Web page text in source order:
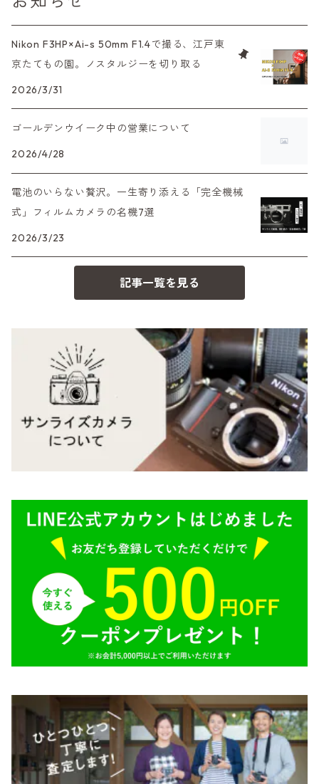
M42単焦点レンズ
XAシリーズ
Konica（コニカ）
C35シリーズ
Leica（ライカ）
バルナック
Mシリーズ
minilux
HASSELBLAD（ハッセルブラッド）
500台シリーズ
Rollei（ローライ）
35シリーズ
RICOH（リコー）
コンパクト
Voigtlander（フォクトレンダー）
Carl Zeiss（カールツァイス）
Mamiya（マミヤ）
Plaubel（プラウベル）
SONY（ソニー）
SIGMA（シグマ）
Tokina（トキナー）
TAMRON（タムロン）
その他
中判カメラ
大判カメラ
デジタルカメラ
フィルムカメラその他
S（ニコン）
FD（キヤノン）
EF（キヤノン）
OM（オリンパス）
A（ミノルタ（ソニー））
MD（ミノルタ）
CY（ヤシカコンタックス）
M（ライカ）
R（ライカ）
AR（コニカ）
O（その他）
滅多にお目にかかれない激レア商品！
プレゼント、贈答用にも！
Nikon F3HP×Ai-s 50mm F1.4で撮る、江戸東
京たてもの園。ノスタルジーを切り取る
2026/3/31
ゴールデンウイーク中の営業について
2026/4/28
電池のいらない贅沢。一生寄り添える「完全機械
式」フィルムカメラの名機7選
2026/3/23
記事一覧を見る